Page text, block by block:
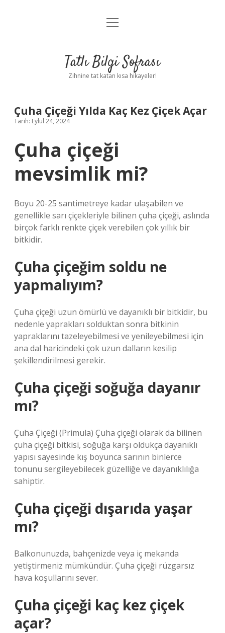
Anasayfa
Yasal Uyarı
menüyü
Tatlı Bilgi Sofrası
Zihnine tat katan kısa hikayeler!
Çuha Çiçeği Yılda Kaç Kez Çiçek Açar
Tarih: Eylül 24, 2024
Çuha çiçeği
mevsimlik mi?
Boyu 20-25 santimetreye kadar ulaşabilen ve
genellikle sarı çiçekleriyle bilinen çuha çiçeği, aslında
birçok farklı renkte çiçek verebilen çok yıllık bir
bitkidir.
Çuha çiçeğim soldu ne
yapmalıyım?
Çuha çiçeği uzun ömürlü ve dayanıklı bir bitkidir, bu
nedenle yaprakları solduktan sonra bitkinin
yapraklarını tazeleyebilmesi ve yenileyebilmesi için
ana dal haricindeki çok uzun dalların kesilip
şekillendirilmesi gerekir.
Çuha çiçeği soğuğa dayanır
mı?
Çuha Çiçeği (Primula) Çuha çiçeği olarak da bilinen
çuha çiçeği bitkisi, soğuğa karşı oldukça dayanıklı
yapısı sayesinde kış boyunca sarının binlerce
tonunu sergileyebilecek güzelliğe ve dayanıklılığa
sahiptir.
Çuha çiçeği dışarıda yaşar
mı?
Balkonunuzda, bahçenizde veya iç mekanda
yetiştirmeniz mümkündür. Çuha çiçeği rüzgarsız
hava koşullarını sever.
Çuha çiçeği kaç kez çiçek
açar?